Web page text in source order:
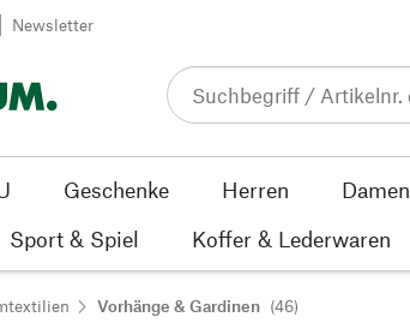
Newsletter
Geschenke Herren Damen
Sport & Spiel
Koffer & Lederwaren
Vorhänge & Gardinen (46)